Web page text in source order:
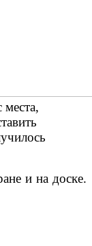
и на доске.